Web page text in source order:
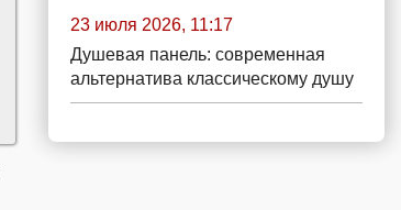
23 июля 2026, 11:17
Душевая панель: современная
альтернатива классическому душу